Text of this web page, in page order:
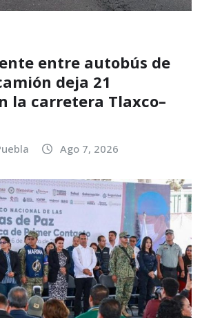
entre autobús de
deja 21
la carretera Tlaxco–
Ago 7, 2026